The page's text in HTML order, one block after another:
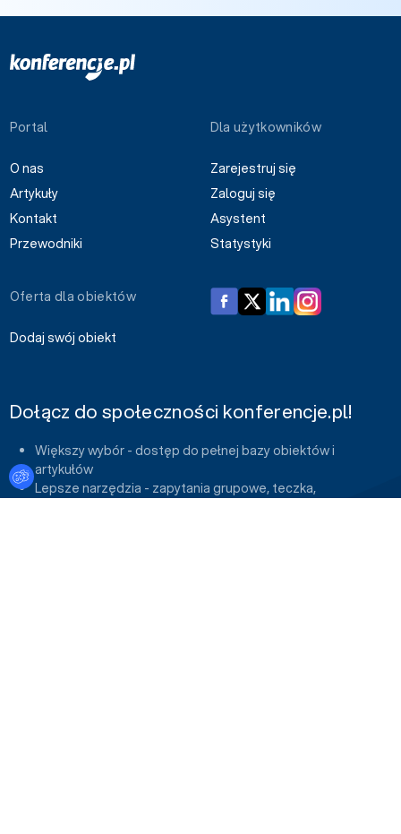
Portal
O nas
Artykuły
Kontakt
Przewodniki
Dla użytkowników
Zarejestruj się
Zaloguj się
Asystent
Statystyki
Oferta dla obiektów
Dodaj swój obiekt
Dołącz do społeczności konferencje.pl!
Większy wybór - dostęp do pełnej bazy obiektów i
artykułów
Lepsze narzędzia - zapytania grupowe, teczka,
Ustawienia plików cookies